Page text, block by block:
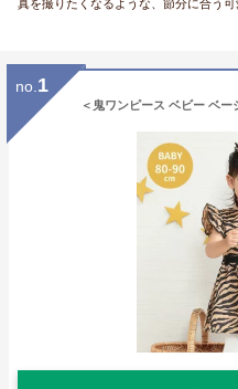
真を撮りたくなるような、節分に合う
no. 1